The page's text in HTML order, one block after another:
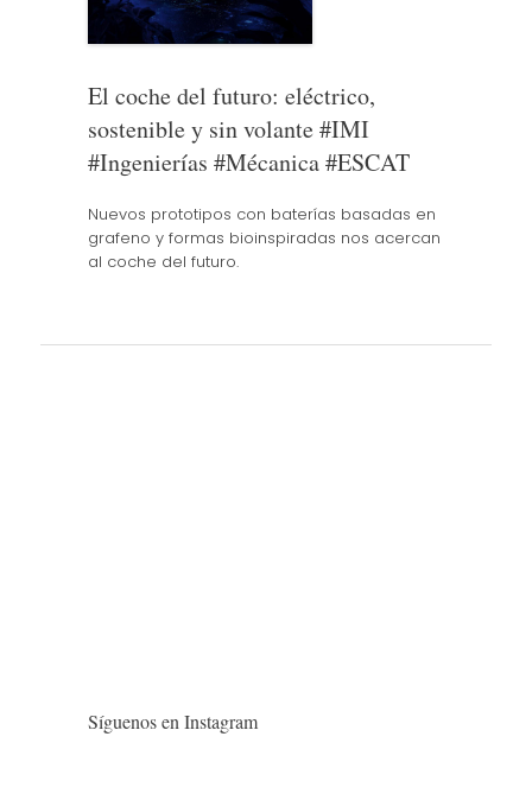
El coche del futuro: eléctrico,
sostenible y sin volante #IMI
#Ingenierías #Mécanica #ESCAT
Nuevos prototipos con baterías basadas en
grafeno y formas bioinspiradas nos acercan
al coche del futuro.
Síguenos en Instagram